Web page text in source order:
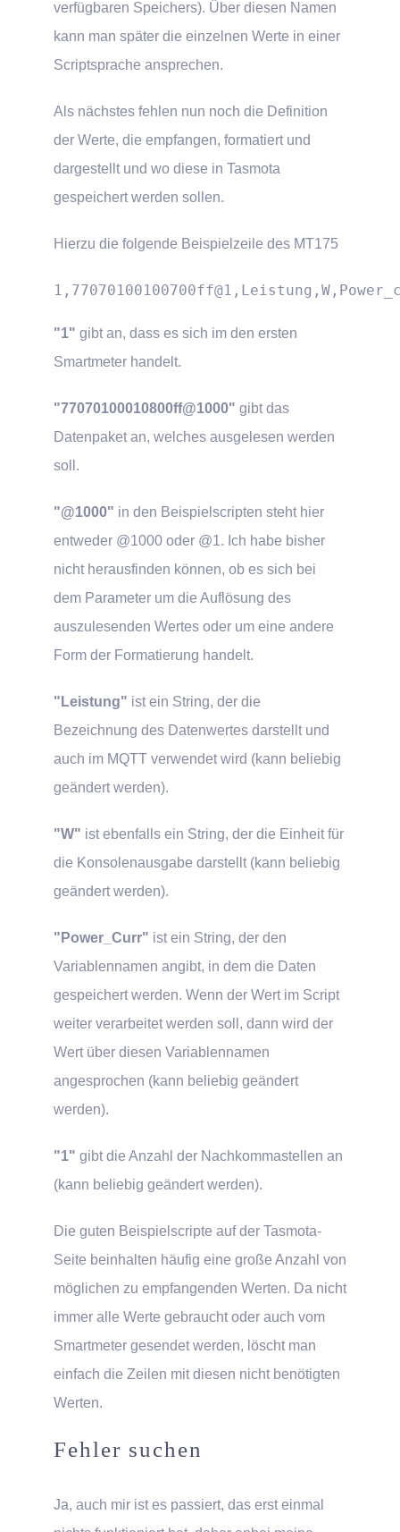
verfügbaren Speichers). Über diesen Namen
kann man später die einzelnen Werte in einer
Scriptsprache ansprechen.
Als nächstes fehlen nun noch die Definition
der Werte, die empfangen, formatiert und
dargestellt und wo diese in Tasmota
gespeichert werden sollen.
Hierzu die folgende Beispielzeile des MT175
"1" gibt an, dass es sich im den ersten
Smartmeter handelt.
"77070100010800ff@1000" gibt das
Datenpaket an, welches ausgelesen werden
soll.
"@1000" in den Beispielscripten steht hier
entweder @1000 oder @1. Ich habe bisher
nicht herausfinden können, ob es sich bei
dem Parameter um die Auflösung des
auszulesenden Wertes oder um eine andere
Form der Formatierung handelt.
"Leistung" ist ein String, der die
Bezeichnung des Datenwertes darstellt und
auch im MQTT verwendet wird (kann beliebig
geändert werden).
"W" ist ebenfalls ein String, der die Einheit für
die Konsolenausgabe darstellt (kann beliebig
geändert werden).
"Power_Curr" ist ein String, der den
Variablennamen angibt, in dem die Daten
gespeichert werden. Wenn der Wert im Script
weiter verarbeitet werden soll, dann wird der
Wert über diesen Variablennamen
angesprochen (kann beliebig geändert
werden).
"1" gibt die Anzahl der Nachkommastellen an
(kann beliebig geändert werden).
Die guten Beispielscripte auf der Tasmota-
Seite beinhalten häufig eine große Anzahl von
möglichen zu empfangenden Werten. Da nicht
immer alle Werte gebraucht oder auch vom
Smartmeter gesendet werden, löscht man
einfach die Zeilen mit diesen nicht benötigten
Werten.
Fehler suchen
Ja, auch mir ist es passiert, das erst einmal